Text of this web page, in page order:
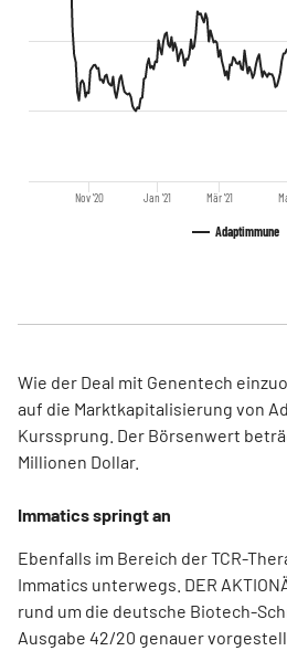
Adaptimmune
Nov '20 Jan '21 Mär '21
Wie der Deal mit Genentech
auf die Marktkapitalisierung von
Kurssprung. Der Börsenwert
Millionen Dollar.
Immatics springt an
Ebenfalls im Bereich der TCR-
Immatics unterwegs. DER
rund um die deutsche Biotech-
Ausgabe 42/20 genauer